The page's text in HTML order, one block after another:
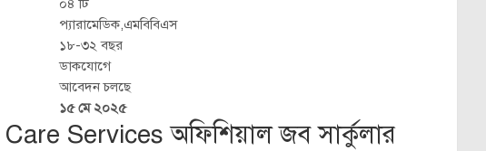
০৪ টি
প্যারামেডিক,এমবিবিএস
১৮-৩২ বছর
ডাকযোগে
আবেদন চলছে
১৫ মে ২০২৫
Services অফিশিয়াল জব সার্কুলার